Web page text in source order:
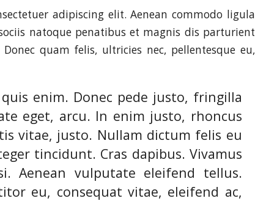
adipiscing elit. Aenean commodo ligula
natoque penatibus et magnis dis parturient
quam felis, ultricies nec, pellentesque eu,
enim. Donec pede justo, fringilla
eget, arcu. In enim justo, rhoncus
vitae, justo. Nullam dictum felis eu
tincidunt. Cras dapibus. Vivamus
Aenean vulputate eleifend tellus.
eu, consequat vitae, eleifend ac,